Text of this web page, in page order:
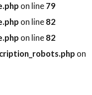
on line79
on line82
on line82
on